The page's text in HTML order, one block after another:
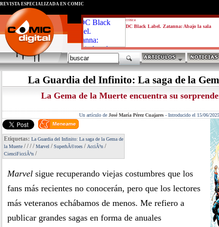
critica
DC Black Label. Zatanna: Abajo la sala
REVISTA ESPECIALIZADA EN CÓMIC
La Guardia del Infinito: La saga de la
La Gema de la Muerte encuentra su
Un artículo de José María Pérez Cuajares- Introducido el 15/06/2025
Etiquetas: La Guardia del Infinito: La saga de la Gema de
la Muerte ////Marvel /SuperhÃ©roes / AcciÃ³n /
CienciFicciÃ³n /
Marvel sigue recuperando viejas costumbres que los
fans más recientes no conocerán, pero que los lectores
más veteranos echábamos de menos. Me refiero a
publicar grandes sagas en forma de anuales